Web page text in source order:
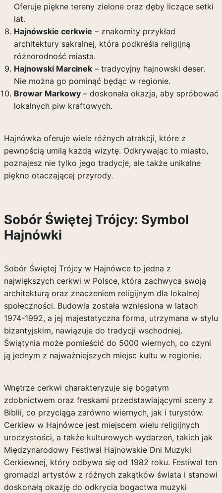
Oferuje piękne tereny zielone oraz dęby liczące setki
lat.
Hajnówskie cerkwie – znakomity przykład
architektury sakralnej, która podkreśla religijną
różnorodność miasta.
Hajnowski Marcinek– tradycyjny hajnowski deser.
Nie można go pominąć będąc w regionie.
Browar Markowy– doskonała okazja, aby spróbować
lokalnych piw kraftowych.
Hajnówka oferuje wiele różnych atrakcji, które z
pewnością umilą każdą wizytę. Odkrywając to miasto,
poznajesz nie tylko jego tradycje, ale także unikalne
piękno otaczającej przyrody.
Sobór Świętej Trójcy: Symbol
Hajnówki
Sobór Świętej Trójcy w Hajnówce to jedna z
największych cerkwi w Polsce, która zachwyca swoją
architekturą oraz znaczeniem religijnym dla lokalnej
społeczności. Budowla została wzniesiona w latach
1974-1992, a jej majestatyczna forma, utrzymana w stylu
bizantyjskim, nawiązuje do tradycji wschodniej.
Świątynia może pomieścić do 5000 wiernych, co czyni
ją jednym z najważniejszych miejsc kultu w regionie.
Wnętrze cerkwi charakteryzuje się bogatym
zdobnictwem oraz freskami przedstawiającymi sceny z
Biblii, co przyciąga zarówno wiernych, jak i turystów.
Cerkiew w Hajnówce jest miejscem wielu religijnych
uroczystości, a także kulturowych wydarzeń, takich jak
Międzynarodowy Festiwal Hajnowskie Dni Muzyki
Cerkiewnej, który odbywa się od 1982 roku. Festiwal ten
gromadzi artystów z różnych zakątków świata i stanowi
doskonałą okazję do odkrycia bogactwa muzyki